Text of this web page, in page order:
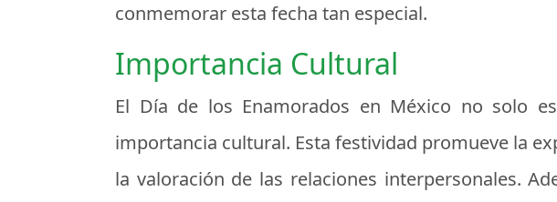
conmemorar esta fecha tan especial.
Importancia Cultural
El Día de los Enamorados en México no solo
importancia cultural. Esta festividad promueve la
la valoración de las relaciones interpersonales.